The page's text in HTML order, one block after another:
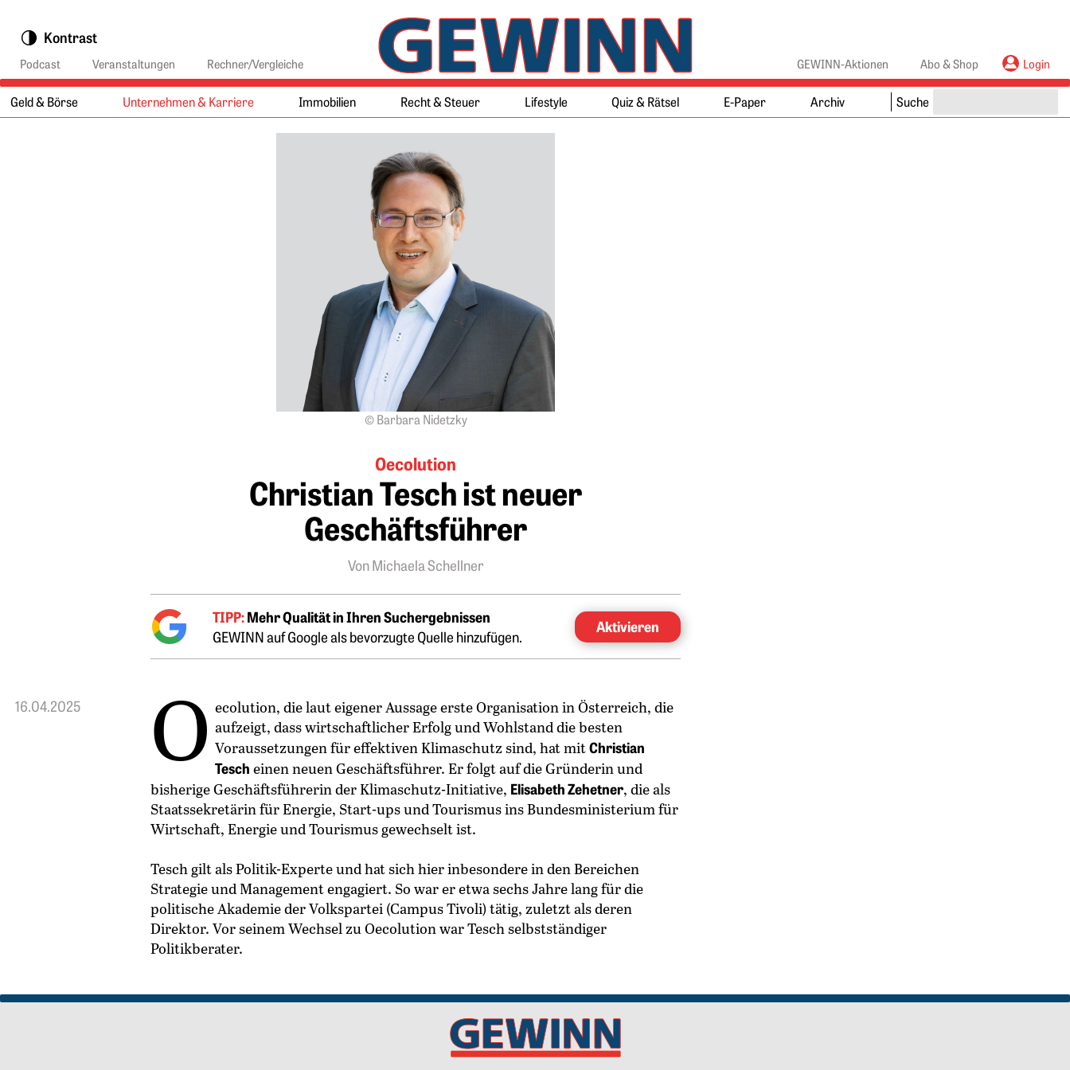
Kontrast
Podcast Veranstaltungen Rechner/Vergleiche GEWINN-Aktionen Abo & Shop Login
Hauptmenü:
Geld & Börse Unternehmen & Karriere Immobilien Recht & Steuer Lifestyle Quiz & Rätsel E-Paper Archiv Suche
© Barbara Nidetzky
Oecolution
Christian Tesch ist neuer
Geschäftsführer
Von Michaela Schellner
TIPP:Mehr Qualität in Ihren Suchergebnissen
GEWINN auf Google als bevorzugte Quelle hinzufügen.
Aktivieren
16.04.2025 O ecolution, die laut eigener Aussage erste Organisation in Österreich, die
aufzeigt, dass wirtschaftlicher Erfolg und Wohlstand die besten
Voraussetzungen für effektiven Klimaschutz sind, hat mitChristian
Tesch einen neuen Geschäftsführer. Er folgt auf die Gründerin und
bisherige Geschäftsführerin der Klimaschutz-Initiative, Elisabeth Zehetner, die als
Staatssekretärin für Energie, Start-ups und Tourismus ins Bundesministerium für
Wirtschaft, Energie und Tourismus gewechselt ist.
Tesch gilt als Politik-Experte und hat sich hier inbesondere in den Bereichen
Strategie und Management engagiert. So war er etwa sechs Jahre lang für die
politische Akademie der Volkspartei (Campus Tivoli) tätig, zuletzt als deren
Direktor. Vor seinem Wechsel zu Oecolution war Tesch selbstständiger
Politikberater.